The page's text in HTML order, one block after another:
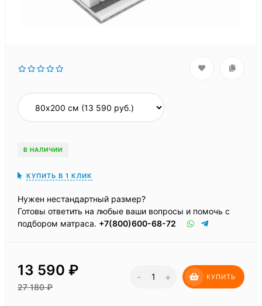
В НАЛИЧИИ
КУПИТЬ В 1 КЛИК
Нужен нестандартный размер?
Готовы ответить на любые ваши вопросы и помочь с
подбором матраса. +7(800)600-68-72
13 590 ₽
27 180₽
- + КУПИТЬ